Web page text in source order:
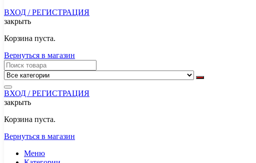
ВХОД / РЕГИСТРАЦИЯ
закрыть
Корзина пуста.
Вернуться в магазин
ВХОД / РЕГИСТРАЦИЯ
закрыть
Корзина пуста.
Вернуться в магазин
Меню